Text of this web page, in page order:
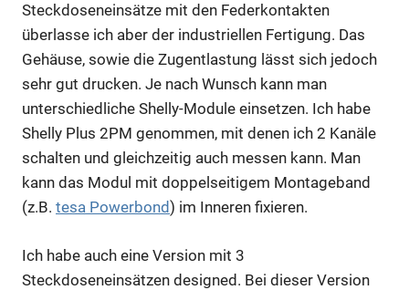
Steckdoseneinsätze mit den Federkontakten
überlasse ich aber der industriellen Fertigung. Das
Gehäuse, sowie die Zugentlastung lässt sich jedoch
sehr gut drucken. Je nach Wunsch kann man
unterschiedliche Shelly-Module einsetzen. Ich habe
Shelly Plus 2PM genommen, mit denen ich 2 Kanäle
schalten und gleichzeitig auch messen kann. Man
kann das Modul mit doppelseitigem Montageband
(z.B. tesa Powerbond) im Inneren fixieren.
Ich habe auch eine Version mit 3
Steckdoseneinsätzen designed. Bei dieser Version